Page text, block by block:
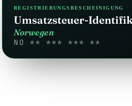
REGISTRIERUNGSBESCHEINIGUNG
Umsatzsteuer-
Norwegen
NO ** *** *** **